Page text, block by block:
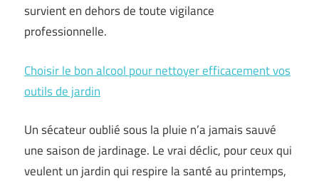
survient en dehors de toute vigilance
professionnelle.
Choisir le bon alcool pour nettoyer efficacement vos
outils de jardin
Un sécateur oublié sous la pluie n’a jamais sauvé
une saison de jardinage. Le vrai déclic, pour ceux qui
veulent un jardin qui respire la santé au printemps,